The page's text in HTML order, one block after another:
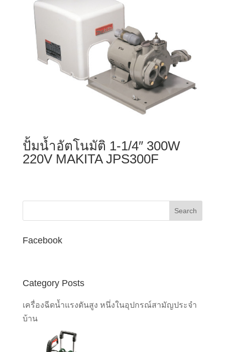
ปั้มน้ำอัตโนมัติ 1-1/4″ 300W
220V MAKITA JPS300F
Facebook
Category Posts
เครื่องฉีดน้ำแรงดันสูง หนึ่งในอุปกรณ์สามัญประจำ
บ้าน